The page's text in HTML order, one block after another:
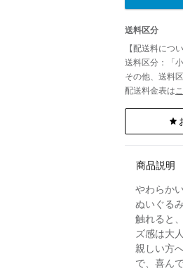
送料区分
【配送料につい
送料区分：「
その他、送料
配送料金表は
商品説明
やわらか
ぬいぐる
触れると
ズ感は大
親しい方
で、喜ん